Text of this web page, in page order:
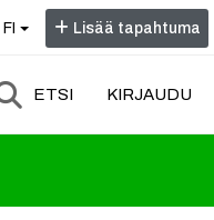
FI Lisää tapahtuma
ETSI KIRJAUDU